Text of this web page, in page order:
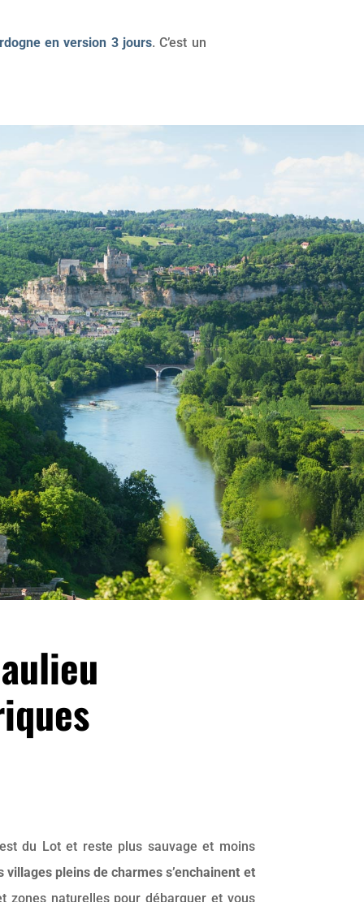
en version 3 jours. C’est un
du Lot et reste plus sauvage et moins
villages pleins de charmes s’enchainent et
zones naturelles pour débarquer et vous